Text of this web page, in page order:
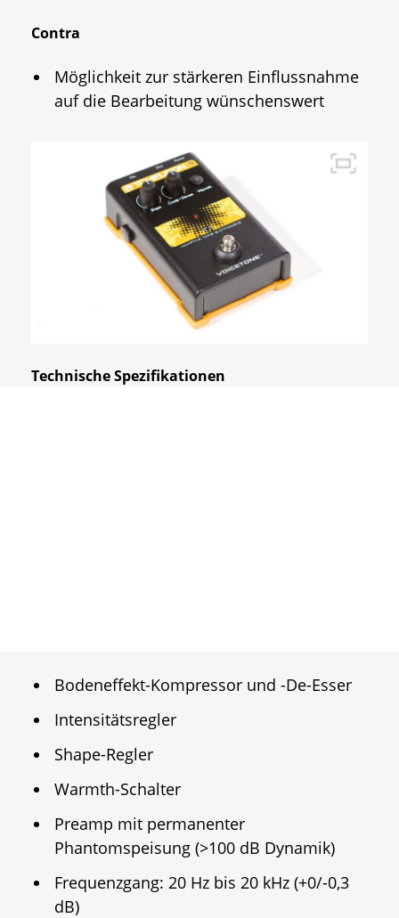
Contra
Möglichkeit zur stärkeren Einflussnahme
auf die Bearbeitung wünschenswert
Technische Spezifikationen
Bodeneffekt-Kompressor und -De-Esser
Intensitätsregler
Shape-Regler
Warmth-Schalter
Preamp mit permanenter
Phantomspeisung (>100 dB Dynamik)
Frequenzgang: 20 Hz bis 20 kHz (+0/-0,3
dB)